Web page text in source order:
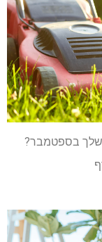
שלך בספטמבר?